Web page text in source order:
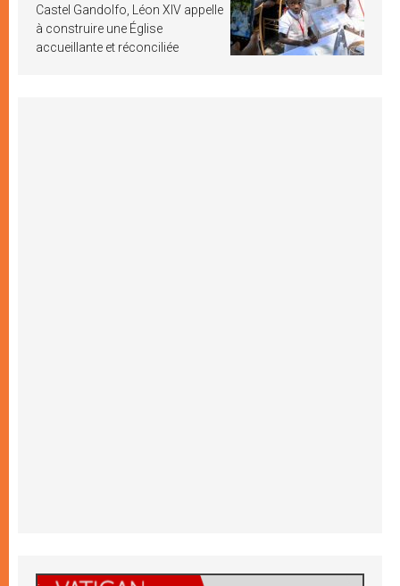
Castel Gandolfo, Léon XIV appelle
à construire une Église
accueillante et réconciliée